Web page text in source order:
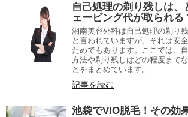
自己処理の剃り残しは、
ェービング代が取られる
湘南美容外科は自己処理の剃り
と言われていますが、それは安
ためでもあります。ここでは、
方法や剃り残しはどの程度まで
とをまとめています。
記事を読む
池袋でVIO脱毛！その効